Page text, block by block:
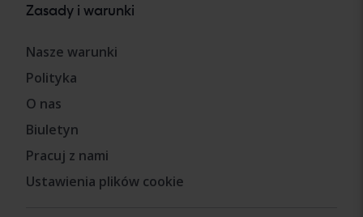
Zasady i warunki
Nasze warunki
Polityka
O nas
Biuletyn
Pracuj z nami
Ustawienia plików cookie